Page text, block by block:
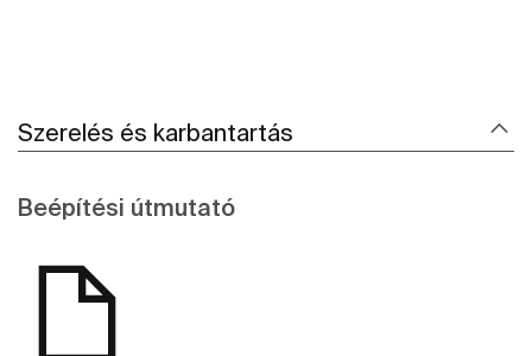
Szerelés és karbantartás
Beépítési útmutató